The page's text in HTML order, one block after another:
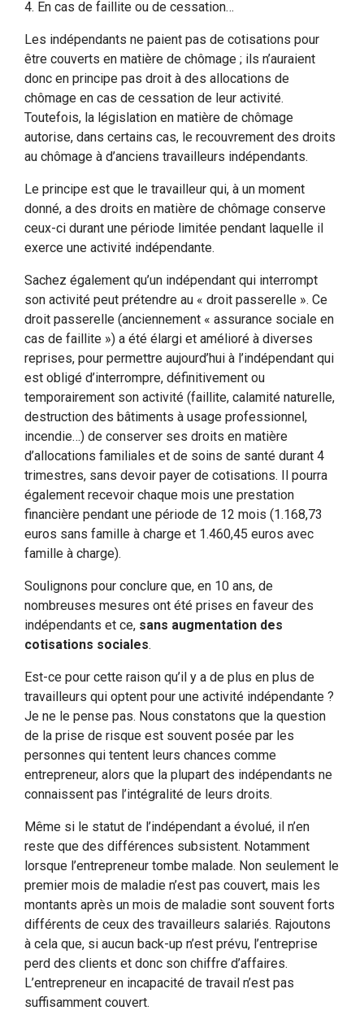
4. En cas de faillite ou de cessation…
Les indépendants ne paient pas de cotisations pour
être couverts en matière de chômage ; ils n’auraient
donc en principe pas droit à des allocations de
chômage en cas de cessation de leur activité.
Toutefois, la législation en matière de chômage
autorise, dans certains cas, le recouvrement des droits
au chômage à d’anciens travailleurs indépendants.
Le principe est que le travailleur qui, à un moment
donné, a des droits en matière de chômage conserve
ceux-ci durant une période limitée pendant laquelle il
exerce une activité indépendante.
Sachez également qu’un indépendant qui interrompt
son activité peut prétendre au « droit passerelle ». Ce
droit passerelle (anciennement « assurance sociale en
cas de faillite ») a été élargi et amélioré à diverses
reprises, pour permettre aujourd’hui à l’indépendant qui
est obligé d’interrompre, définitivement ou
temporairement son activité (faillite, calamité naturelle,
destruction des bâtiments à usage professionnel,
incendie…) de conserver ses droits en matière
d’allocations familiales et de soins de santé durant 4
trimestres, sans devoir payer de cotisations. Il pourra
également recevoir chaque mois une prestation
financière pendant une période de 12 mois (1.168,73
euros sans famille à charge et 1.460,45 euros avec
famille à charge).
Soulignons pour conclure que, en 10 ans, de
nombreuses mesures ont été prises en faveur des
indépendants et ce, sans augmentation des
cotisations sociales.
Est-ce pour cette raison qu’il y a de plus en plus de
travailleurs qui optent pour une activité indépendante ?
Je ne le pense pas. Nous constatons que la question
de la prise de risque est souvent posée par les
personnes qui tentent leurs chances comme
entrepreneur, alors que la plupart des indépendants ne
connaissent pas l’intégralité de leurs droits.
Même si le statut de l’indépendant a évolué, il n’en
reste que des différences subsistent. Notamment
lorsque l’entrepreneur tombe malade. Non seulement le
premier mois de maladie n’est pas couvert, mais les
montants après un mois de maladie sont souvent forts
différents de ceux des travailleurs salariés. Rajoutons
à cela que, si aucun back-up n’est prévu, l’entreprise
perd des clients et donc son chiffre d’affaires.
L’entrepreneur en incapacité de travail n’est pas
suffisamment couvert.